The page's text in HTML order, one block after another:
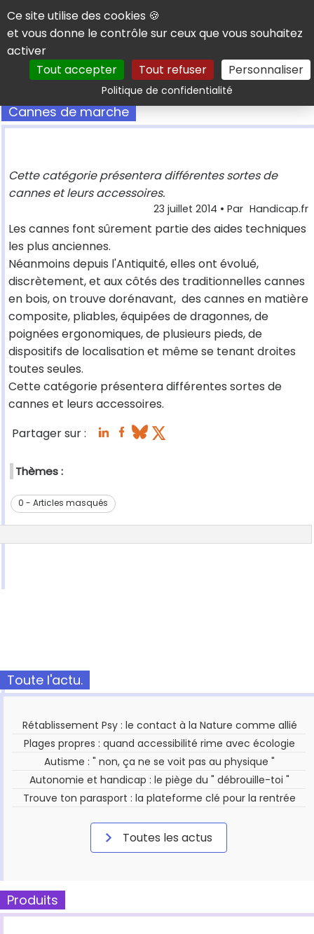
Panneau de gestion des cookies
Ce site utilise des cookies 🍪
et vous donne le contrôle sur ceux que vous souhaitez
activer
Tout accepter
Tout refuser Personnaliser
Politique de confidentialitéRechercher
Cannes de marche
Cette catégorie présentera différentes sortes de
cannes et leurs accessoires.
23 juillet 2014 • Par Handicap.fr
Les cannes font sûrement partie des aides techniques
les plus anciennes.
Néanmoins depuis l'Antiquité, elles ont évolué,
discrètement, et aux côtés des traditionnelles cannes
en bois, on trouve dorénavant, des cannes en matière
composite, pliables, équipées de dragonnes, de
poignées ergonomiques, de plusieurs pieds, de
dispositifs de localisation et même se tenant droites
toutes seules.
Cette catégorie présentera différentes sortes de
cannes et leurs accessoires.
Partager sur :
Thèmes :
0 - Articles masqués
Toute l'actu.
Rétablissement Psy : le contact à la Nature comme allié
Plages propres : quand accessibilité rime avec écologie
Autisme : " non, ça ne se voit pas au physique "
Autonomie et handicap : le piège du " débrouille-toi "
Trouve ton parasport : la plateforme clé pour la rentrée
Toutes les actus
Produits